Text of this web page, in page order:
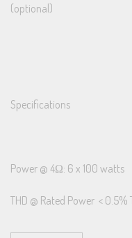
(optional)
Specifications
Power @ 4Ω: 6 x 100 watts
THD @ Rated Power <